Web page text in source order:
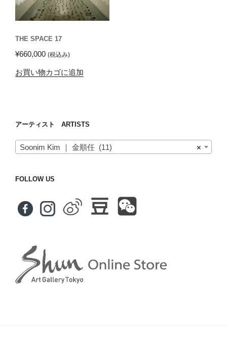
THE SPACE 17
¥660,000 (税込み)
お買い物カゴに追加
アーティスト ARTISTS
×
Soonim Kim ｜ 金順任 (11)
FOLLOW US